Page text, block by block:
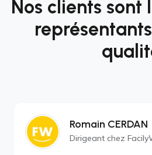
Nos clients sont
Romain CERDAN
Dirigeant chez